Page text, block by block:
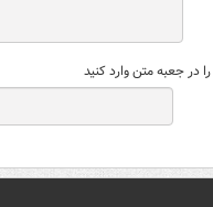
در جعبه متن وارد کنید